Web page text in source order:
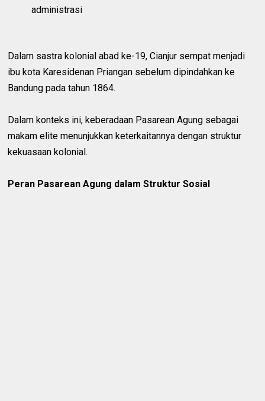
administrasi
Dalam sastra kolonial abad ke-19, Cianjur sempat menjadi
ibu kota Karesidenan Priangan sebelum dipindahkan ke
Bandung pada tahun 1864.
Dalam konteks ini, keberadaan Pasarean Agung sebagai
makam elite menunjukkan keterkaitannya dengan struktur
kekuasaan kolonial.
Peran Pasarean Agung dalam Struktur Sosial